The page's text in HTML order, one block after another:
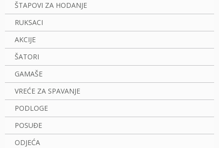
ŠTAPOVI ZA HODANJE
RUKSACI
AKCIJE
ŠATORI
GAMAŠE
VREĆE ZA SPAVANJE
PODLOGE
POSUĐE
ODJEĆA